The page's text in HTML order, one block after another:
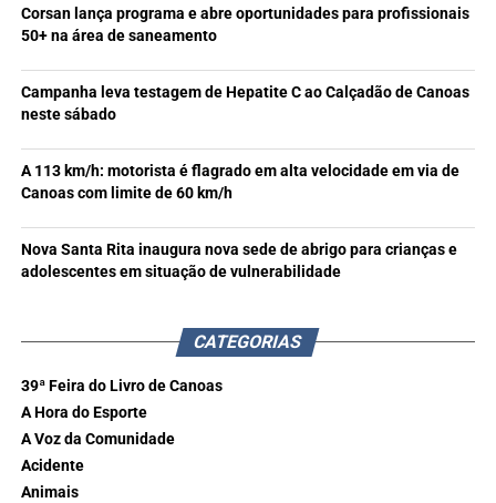
Corsan lança programa e abre oportunidades para profissionais
50+ na área de saneamento
Campanha leva testagem de Hepatite C ao Calçadão de Canoas
neste sábado
A 113 km/h: motorista é flagrado em alta velocidade em via de
Canoas com limite de 60 km/h
Nova Santa Rita inaugura nova sede de abrigo para crianças e
adolescentes em situação de vulnerabilidade
CATEGORIAS
39ª Feira do Livro de Canoas
A Hora do Esporte
A Voz da Comunidade
Acidente
Animais